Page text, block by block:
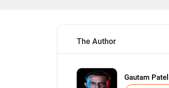
The Author
Gautam Patel